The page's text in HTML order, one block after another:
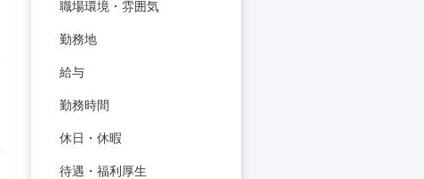
職場環境・雰囲気
勤務地
給与
勤務時間
休日・休暇
待遇・福利厚生